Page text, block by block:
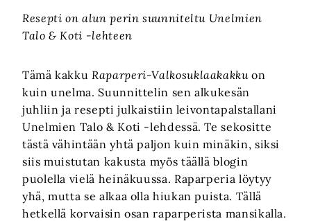
Resepti on alun perin suunniteltu Unelmien
Talo & Koti -lehteen
Tämä kakku Raparperi-Valkosuklaakakkuon
kuin unelma. Suunnittelin sen alkukesän
juhliin ja resepti julkaistiin leivontapalstallani
Unelmien Talo & Koti -lehdessä. Te sekositte
tästä vähintään yhtä paljon kuin minäkin, siksi
siis muistutan kakusta myös täällä blogin
puolella vielä heinäkuussa. Raparperia löytyy
yhä, mutta se alkaa olla hiukan puista. Tällä
hetkellä korvaisin osan raparperista mansikalla.